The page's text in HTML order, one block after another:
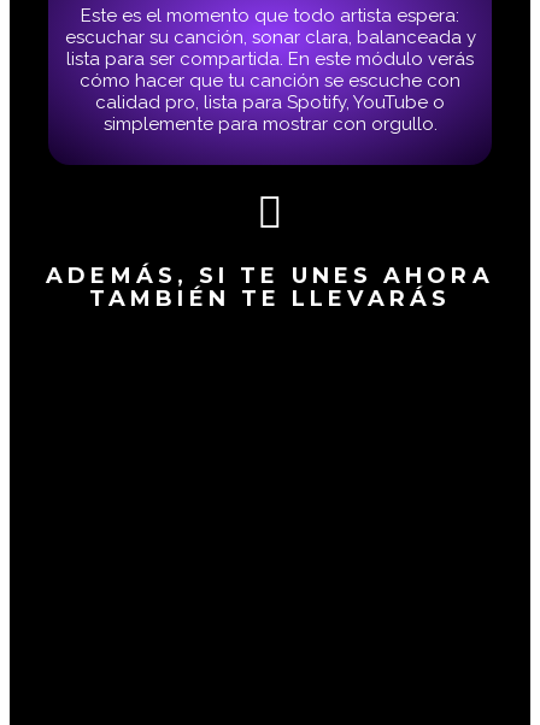
Este es el momento que todo artista espera:
escuchar su canción, sonar clara, balanceada y
lista para ser compartida. En este módulo verás
cómo hacer que tu canción se escuche con
calidad pro, lista para Spotify, YouTube o
simplemente para mostrar con orgullo.
ADEMÁS, SI TE UNES AHORA
TAMBIÉN TE LLEVARÁS